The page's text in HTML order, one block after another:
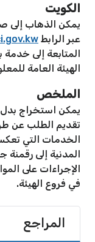
الكويت
يمكن الذهاب إلى
عبر الرابط
المتابعة إلى
الهيئة العامة
الملخص
يمكن استخراج بدل
تقديم الطلب عن
الخدمات التي
المدنية إلى
الإجراءات على
في فروع الهيئة.
المراجع